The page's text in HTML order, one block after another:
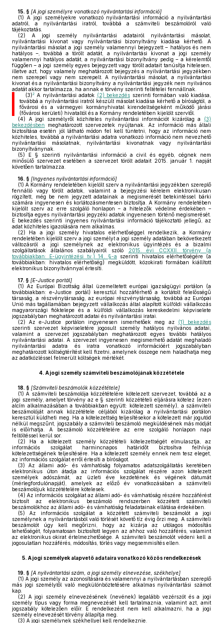
15. § [A jogi személyre vonatkozó nyilvántartási információ]
(1) A jogi személyekre vonatkozó nyilvántartási információ a nyilvántartási
adatról, a nyilvántartási iratról, továbbá a számviteli beszámolóról való
tájékoztatás.
(2) A jogi személy nyilvántartási adatairól nyilvántartási másolat,
nyilvántartási kivonat vagy nyilvántartási bizonyítvány kiadása kérhető. A
nyilvántartási másolat a jogi személy valamennyi bejegyzett – hatályos és nem
hatályos –, továbbá a törölt adatát, a nyilvántartási kivonat a jogi személy
valamennyi hatályos adatát, a nyilvántartási bizonyítvány pedig – a kérelemtől
függően – a jogi személy egyes bejegyzett vagy törölt adatait tanúsítja hitelesen,
illetve azt, hogy valamely meghatározott bejegyzés a nyilvántartási jegyzékben
nem szerepel vagy nem szerepelt. A nyilvántartási másolat, a nyilvántartási
kivonat és a nyilvántartási bizonyítvány a nyilvántartási jegyzék nem nyilvános
adatát akkor tartalmazza, ha annak e törvény szerinti feltételei fennállnak.
(3)2 A nyilvántartási adatok (2) bekezdés szerinti formában való kiadása,
továbbá a nyilvántartási iratról készült másolat kiadása kérhető a bíróságtól, a
fővárosi és a vármegyei kormányhivatal kirendeltségeként működő járási
(fővárosi kerületi) hivataltól és a Kormány rendeletében kijelölt szervtől.
(4) A jogi személyről közhiteles nyilvántartási információt kizárólag a (3)
bekezdésben meghatározott szervezetek nyújtanak. Az információ más általi
biztosítása esetén jól látható módon fel kell tüntetni, hogy az információ nem
közhiteles, továbbá a nyilvántartási adatra vonatkozó információ nem nevezhető
nyilvántartási másolatnak, nyilvántartási kivonatnak vagy nyilvántartási
bizonyítványnak.
(5) E § szerinti nyilvántartási információ a civil és egyéb, cégnek nem
minősülő szervezet esetében a szervezet törölt adatait 2015. január 1. napját
követően tartalmazza.
16. § [Ingyenes nyilvántartási információ]
(1) A Kormány rendeletében kijelölt szerv a nyilvántartási jegyzékben szereplő
fennálló vagy törölt adatok, valamint a bejegyzési kérelem elektronikusan
rögzített, még be nem jegyzett adatainak a megismerését betekintéssel bárki
számára ingyenesen és korlátozásmentesen biztosítja. A Kormány rendeletében
kijelölt szerv az erre szolgáló honlapon – a hitelezők védelme érdekében –
biztosítja egyes nyilvántartási jegyzéki adatok ingyenesen történő megismerését.
E bekezdés szerinti ingyenes nyilvántartási információ tájékoztató jellegű, az
adat közhiteles igazolására nem alkalmas.
(2) Ha a jogi személy hivatalos elérhetőséggel rendelkezik, a Kormány
rendeletében kijelölt szerv a jogi személyt a jogi személy adatában bekövetkezett
változásról a jogi személynek az elektronikus ügyintézés és a bizalmi
szolgáltatások általános szabályairól szóló
2015. évi CCXXII. törvény (a
továbbiakban: E-ügyintézési tv.) 14. §-a szerinti hivatalos elérhetőségére (a
továbbiakban: hivatalos elérhetőség) megküldött, közokirati formában kiállított
elektronikus bizonyítvánnyal értesíti.
17. § [E-Justice portál]
(1) Az Európai Bizottság által üzemeltetett európai igazságügyi portálon (a
továbbiakban: e-Justice portál) keresztül hozzáférhető a korlátolt felelősségű
társaság, a részvénytársaság, az európai részvénytársaság, továbbá az Európai
Unió más tagállamában bejegyzett vállalkozás által alapított külföldi vállalkozás
magyarországi fióktelepe és a külföldi vállalkozás kereskedelmi képviselete
jogszabályban meghatározott adatai és nyilvántartási iratai.
(2) Az e-Justice portálon ingyenesen ismerhetőek meg az
(1) bekezdés
szerinti szervezet képviseletére jogosult személy hatályos nyilvános adatai,
valamint a szervezet jogszabályban meghatározott egyes további hatályos
nyilvántartási adatai. A szervezet ingyenesen megismerhető adatát meghaladó
nyilvántartási adatra és iratra vonatkozó információért jogszabályban
meghatározott költségtérítést kell fizetni, amelynek összege nem haladhatja meg
az adatközléssel felmerült költségek mértékét.
4. A jogi személy számviteli beszámolójának közzététele
18. § [Számviteli beszámolók közzététele]
(1) A számviteli beszámolója közzétételére kötelezett szervezet, továbbá az a
jogi személy, amelyet törvény az e § szerinti közzétételi eljárásra kötelez (ezen
alcím alkalmazásában a továbbiakban együtt: kötelezett személy), a számviteli
beszámolóját annak közzététele céljából kizárólag a nyilvántartási portálon
keresztül küldheti meg. Ha a kötelezettség teljesítésekor a kötelezett már jogutód
nélkül megszűnt, jogszabály a számviteli beszámoló megküldésének más módját
is előírhatja. A beszámoló közzétételére az erre szolgáló honlapon napi
feltöltéssel kerül sor.
(2) Ha a kötelezett személy közzétételi kötelezettségét elmulasztja, az
információs szolgálat harmincnapos határidőt biztosítva felhívja
kötelezettségének teljesítésére. Ha a kötelezett személy ennek nem tesz eleget,
az információs szolgálat erről értesíti a bíróságot.
(3) Az állami adó- és vámhatóság folyamatos adatszolgáltatás keretében
elektronikus úton átadja az információs szolgálat részére azon kötelezett
személyek adószámát, az üzleti éve kezdetének és végének dátumát
(mérlegfordulónapját), amelyek az előző év vonatkozásában a számviteli
beszámolójuk közzétételére kötelesek.
(4) Az információs szolgálat az állami adó- és vámhatóság részére hozzáférést
biztosít az elektronikus beszámoló rendszerben közzétett számviteli
beszámolókhoz az állami adó- és vámhatóság feladatainak ellátása érdekében.
(5) Az információs szolgálat a közzétett számviteli beszámolót a jogi
személynek a nyilvántartásból való törlését követő tíz évig őrzi meg. A számviteli
beszámolót úgy kell megőrizni, hogy az kizárja az utólagos módosítás
lehetőségét, folyamatosan biztosított legyen az ahhoz való hozzáférés, valamint
az elektronikus okirat értelmezhetősége. A számviteli beszámolót védeni kell a
jogosulatlan hozzáférés, módosítás, törlés vagy megsemmisítés ellen.
5. A jogi személyek alapvető adataira vonatkozó közös rendelkezések
19. § [A nyilvántartási szám, a jogi személy elnevezése, székhelye]
(1) A jogi személy az azonosítására és valamennyi a nyilvántartásban szereplő
más jogi személytől való megkülönböztetésére alkalmas nyilvántartási számot
kap.
(2) A jogi személy elnevezésének (nevének) legalább vezérszót és a jogi
személy típus vagy forma megnevezését kell tartalmaznia, valamint azt, amit
jogszabály kötelezően előír. E rendelkezést nem kell alkalmazni, ha a jogi
személy elnevezését törvény állapítja meg.
(3) A jogi személynek székhellyel kell rendelkeznie.